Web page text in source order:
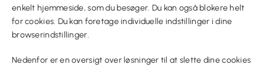
enkelt hjemmeside, som du besøger. Du kan også blokere helt
for cookies. Du kan foretage individuelle indstillinger i dine
browserindstillinger.
Nedenfor er en oversigt over løsninger til at slette dine cookies